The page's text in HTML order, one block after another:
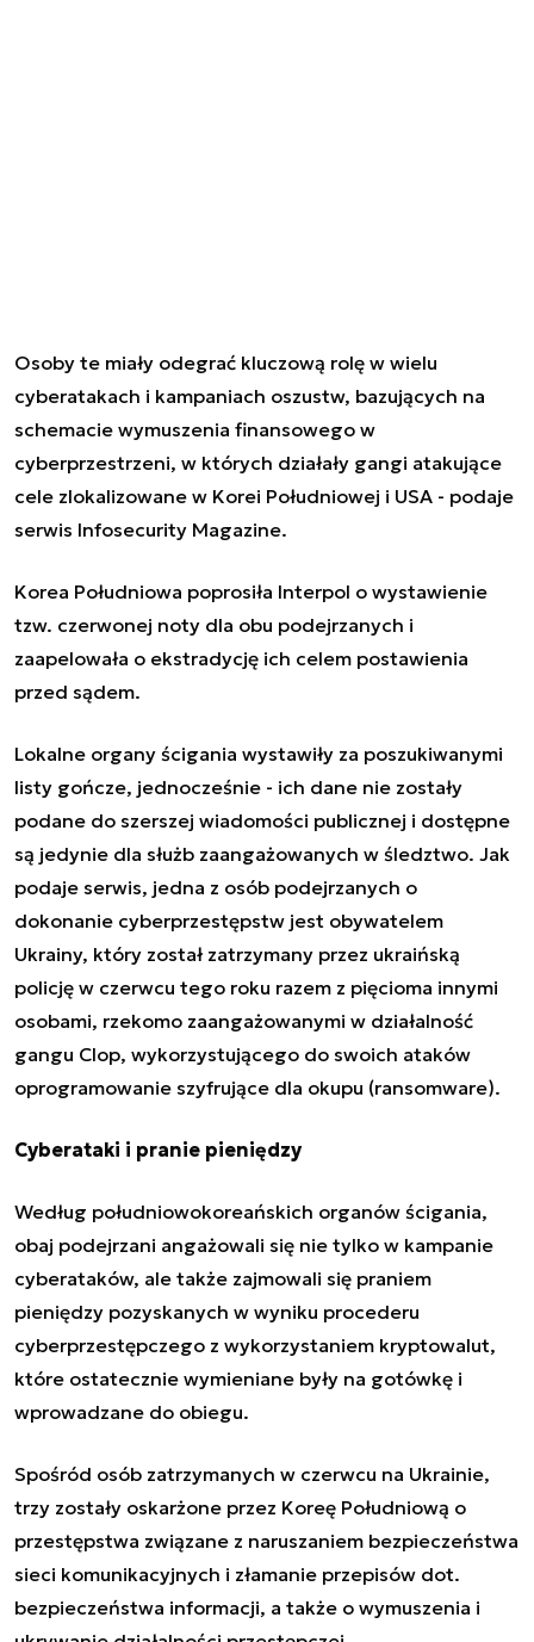
Osoby te miały odegrać kluczową rolę w wielu
cyberatakach i kampaniach oszustw, bazujących na
schemacie wymuszenia finansowego w
cyberprzestrzeni, w których działały gangi atakujące
cele zlokalizowane w Korei Południowej i USA - podaje
serwis Infosecurity Magazine.
Korea Południowa poprosiła Interpol o wystawienie
tzw. czerwonej noty dla obu podejrzanych i
zaapelowała o ekstradycję ich celem postawienia
przed sądem.
Lokalne organy ścigania wystawiły za poszukiwanymi
listy gończe, jednocześnie - ich dane nie zostały
podane do szerszej wiadomości publicznej i dostępne
są jedynie dla służb zaangażowanych w śledztwo. Jak
podaje serwis, jedna z osób podejrzanych o
dokonanie cyberprzestępstw jest obywatelem
Ukrainy, który został zatrzymany przez ukraińską
policję w czerwcu tego roku razem z pięcioma innymi
osobami, rzekomo zaangażowanymi w działalność
gangu Clop, wykorzystującego do swoich ataków
oprogramowanie szyfrujące dla okupu (ransomware).
Cyberataki i pranie pieniędzy
Według południowokoreańskich organów ścigania,
obaj podejrzani angażowali się nie tylko w kampanie
cyberataków, ale także zajmowali się praniem
pieniędzy pozyskanych w wyniku procederu
cyberprzestępczego z wykorzystaniem kryptowalut,
które ostatecznie wymieniane były na gotówkę i
wprowadzane do obiegu.
Spośród osób zatrzymanych w czerwcu na Ukrainie,
trzy zostały oskarżone przez Koreę Południową o
przestępstwa związane z naruszaniem bezpieczeństwa
sieci komunikacyjnych i złamanie przepisów dot.
bezpieczeństwa informacji, a także o wymuszenia i